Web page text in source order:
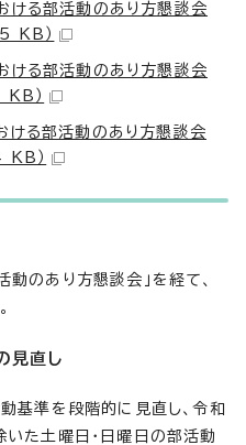
ける部活動のあり方懇談会
KB）
ける部活動のあり方懇談会
）
る部活動のあり方懇談会
KB）
のあり方懇談会」を経て、
見直し
基準を段階的に見直し、令和
た土曜日・日曜日の部活動